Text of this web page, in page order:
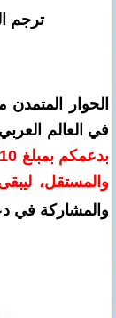
ترجم
الحوار
في العالم
والمستقل،
والمشاركة في